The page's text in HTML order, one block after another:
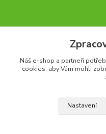
Potřebujete poradit?
+420 728 600
po - pá 7:00 - 15:00
Náš e-shop a partneři
cookies, aby Vám mohli
Nastavení